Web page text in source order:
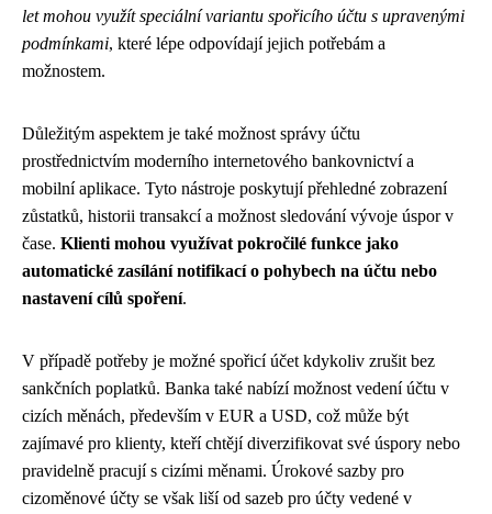
let mohou využít speciální variantu spořicího účtu s upravenými
podmínkami, které lépe odpovídají jejich potřebám a
možnostem.
Důležitým aspektem je také možnost správy účtu
prostřednictvím moderního internetového bankovnictví a
mobilní aplikace. Tyto nástroje poskytují přehledné zobrazení
zůstatků, historii transakcí a možnost sledování vývoje úspor v
čase. Klienti mohou využívat pokročilé funkce jako
automatické zasílání notifikací o pohybech na účtu nebo
nastavení cílů spoření.
V případě potřeby je možné spořicí účet kdykoliv zrušit bez
sankčních poplatků. Banka také nabízí možnost vedení účtu v
cizích měnách, především v EUR a USD, což může být
zajímavé pro klienty, kteří chtějí diverzifikovat své úspory nebo
pravidelně pracují s cizími měnami. Úrokové sazby pro
cizoměnové účty se však liší od sazeb pro účty vedené v